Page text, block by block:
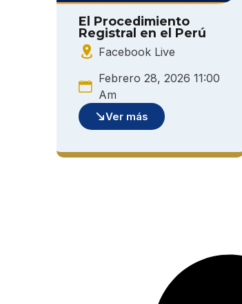
El Procedimiento
Registral en el Perú
Facebook Live
Febrero 28, 2026 11:00
Am
Ver más